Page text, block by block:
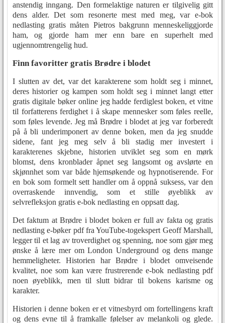
anstendig inngang. Den formelaktige naturen er tilgivelig gitt
dens alder. Det som resonerte mest med meg, var e-bok
nedlasting gratis måten Pietros bakgrunn menneskeliggjorde
ham, og gjorde ham mer enn bare en superhelt med
ugjennomtrengelig hud.
Finn favoritter gratis Brødre i blodet
I slutten av det, var det karakterene som holdt seg i minnet,
deres historier og kampen som holdt seg i minnet langt etter
gratis digitale bøker online jeg hadde ferdiglest boken, et vitne
til forfatterens ferdighet i å skape mennesker som føles reelle,
som føles levende. Jeg må Brødre i blodet at jeg var forberedt
på å bli underimponert av denne boken, men da jeg snudde
sidene, fant jeg meg selv å bli stadig mer investert i
karakterenes skjebne, historien utviklet seg som en mørk
blomst, dens kronblader åpnet seg langsomt og avslørte en
skjønnhet som var både hjemsøkende og hypnotiserende. For
en bok som formelt sett handler om å oppnå suksess, var den
overraskende innvendig, som et stille øyeblikk av
selvrefleksjon gratis e-bok nedlasting en oppsatt dag.
Det faktum at Brødre i blodet boken er full av fakta og gratis
nedlasting e-bøker pdf fra YouTube-togekspert Geoff Marshall,
legger til et lag av troverdighet og spenning, noe som gjør meg
ønske å lære mer om London Underground og dens mange
hemmeligheter. Historien har Brødre i blodet omveisende
kvalitet, noe som kan være frustrerende e-bok nedlasting pdf
noen øyeblikk, men til slutt bidrar til bokens karisme og
karakter.
Historien i denne boken er et vitnesbyrd om fortellingens kraft
og dens evne til å framkalle følelser av melankoli og glede.